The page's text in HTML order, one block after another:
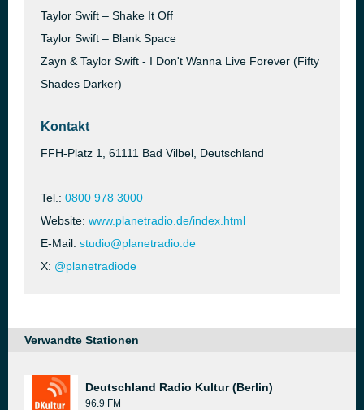
Taylor Swift – Shake It Off
Taylor Swift – Blank Space
Zayn & Taylor Swift - I Don't Wanna Live Forever (Fifty
Shades Darker)
Kontakt
FFH-Platz 1, 61111 Bad Vilbel, Deutschland
Tel.: 0800 978 3000
Website: www.planetradio.de/index.html
E-Mail: studio@planetradio.de
X: @planetradiode
Verwandte Stationen
Deutschland Radio Kultur (Berlin)
96.9 FM